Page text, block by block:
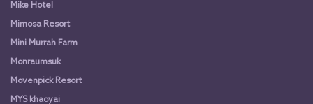
Mike Hotel
Mimosa Resort
Mini Murrah Farm
Monraumsuk
Movenpick Resort
MYS khaoyai